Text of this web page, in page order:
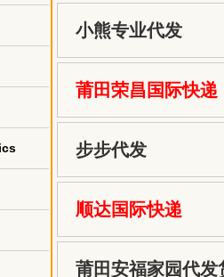
小熊专业代发
莆田荣昌国际快递
步步代发
顺达国际快递
莆田安福家园代发